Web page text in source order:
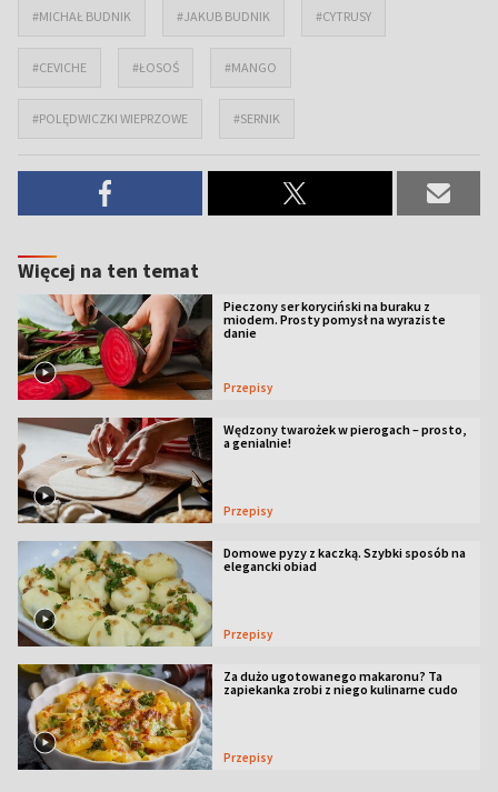
#MICHAŁ BUDNIK #JAKUB BUDNIK #CYTRUSY
#CEVICHE #ŁOSOŚ #MANGO
#POLĘDWICZKI WIEPRZOWE #SERNIK
Więcej na ten temat
Pieczony ser koryciński na buraku z
miodem. Prosty pomysł na wyraziste
danie
Przepisy
Wędzony twarożek w pierogach – prosto,
a genialnie!
Przepisy
Domowe pyzy z kaczką. Szybki sposób na
elegancki obiad
Przepisy
Za dużo ugotowanego makaronu? Ta
zapiekanka zrobi z niego kulinarne cudo
Przepisy